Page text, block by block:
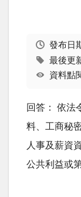
發布日
最後更
資料點
回答： 依法
料、工商秘
人事及薪資
公共利益或